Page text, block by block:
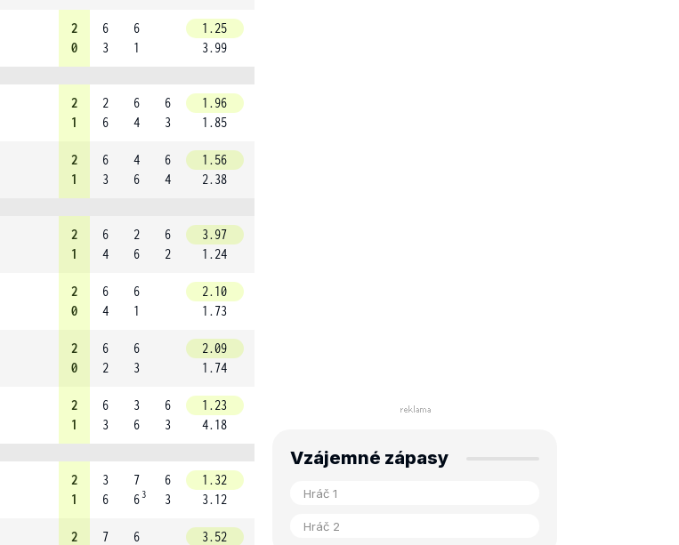
2
0
6
3
6
1
1.25
3.99
2
1
2
6
6
4
6
3
1.96
1.85
2
1
6
3
4
6
6
4
1.56
2.38
2
1
6
4
2
6
6
2
3.97
1.24
2
0
6
4
6
1
2.10
1.73
2
0
6
2
6
3
2.09
1.74
2
1
6
3
3
6
6
3
1.23
4.18
2
1
3
6
7
6 3
6
3
1.32
3.12
2
7
6
3.52
Vzájemné zápasy